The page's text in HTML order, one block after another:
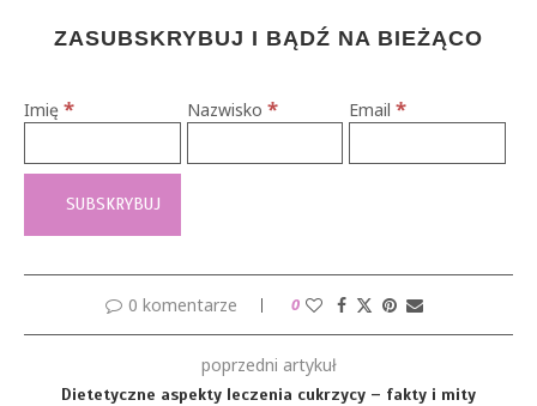
ZASUBSKRYBUJ I BĄDŹ NA BIEŻĄCO
Imię * Nazwisko * Email*
0 komentarze 0
poprzedni artykuł
Dietetyczne aspekty leczenia cukrzycy – fakty i mity